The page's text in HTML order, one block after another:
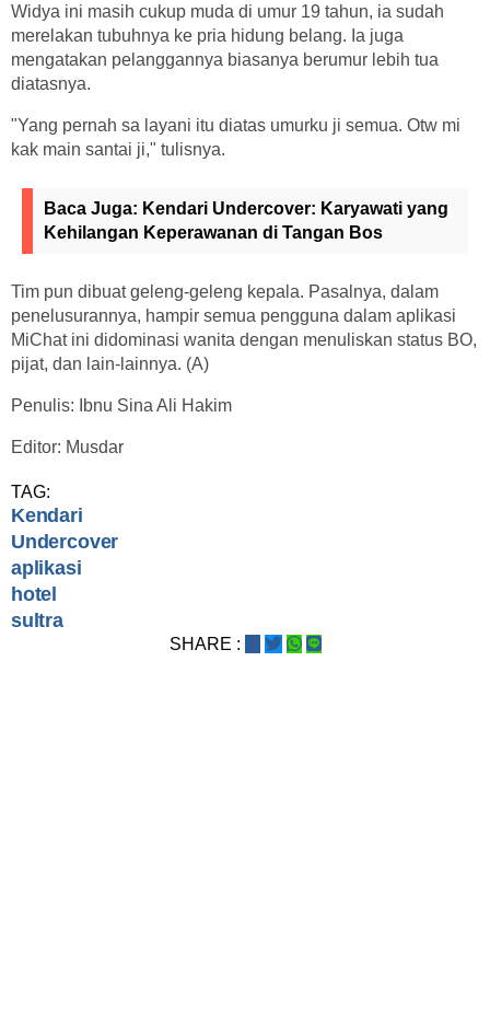
Widya ini masih cukup muda di umur 19 tahun, ia sudah
merelakan tubuhnya ke pria hidung belang. Ia juga
mengatakan pelanggannya biasanya berumur lebih tua
diatasnya.
"Yang pernah sa layani itu diatas umurku ji semua. Otw mi
kak main santai ji," tulisnya.
Baca Juga: Kendari Undercover: Karyawati yang
Kehilangan Keperawanan di Tangan Bos
Tim pun dibuat geleng-geleng kepala. Pasalnya, dalam
penelusurannya, hampir semua pengguna dalam aplikasi
MiChat ini didominasi wanita dengan menuliskan status BO,
pijat, dan lain-lainnya. (A)
Penulis: Ibnu Sina Ali Hakim
Editor: Musdar
TAG:
Kendari
Undercover
aplikasi
hotel
sultra
SHARE :